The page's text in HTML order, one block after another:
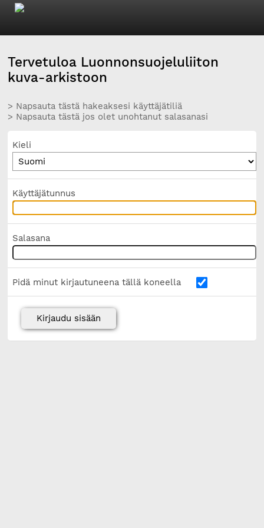
Tervetuloa Luonnonsuojeluliiton
kuva-arkistoon
> Napsauta tästä hakeaksesi käyttäjätiliä
> Napsauta tästä jos olet unohtanut salasanasi
Kieli
Käyttäjätunnus
Salasana
Pidä minut kirjautuneena tällä koneella